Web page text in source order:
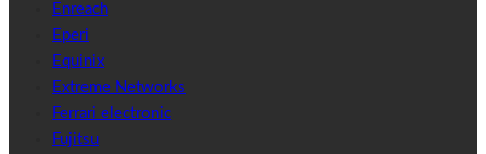
Enreach
Eperi
Equinix
Extreme Networks
Ferrari electronic
Fujitsu